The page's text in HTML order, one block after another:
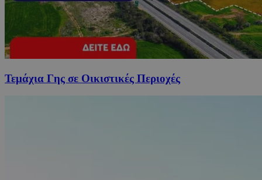
Τεμάχια Γης σε Οικιστικές Περιοχές